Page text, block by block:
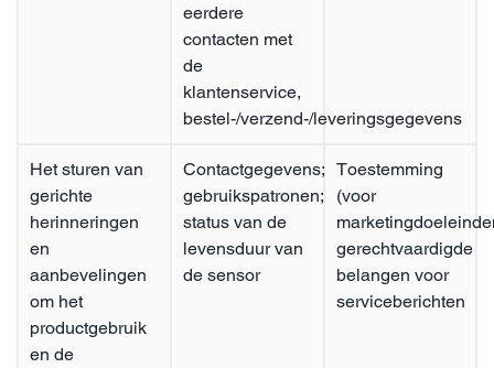
eerdere
contacten met
de
klantenservice,
bestel-/verzend-/leveringsgegevens
Het sturen van
gerichte
herinneringen
en
aanbevelingen
om het
productgebruik
en de
Contactgegevens;
gebruikspatronen;
status van de
levensduur van
de sensor
Toestemming
(voor
gerechtvaardigde
belangen voor
serviceberichten